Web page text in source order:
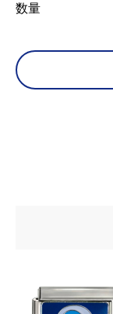
数量